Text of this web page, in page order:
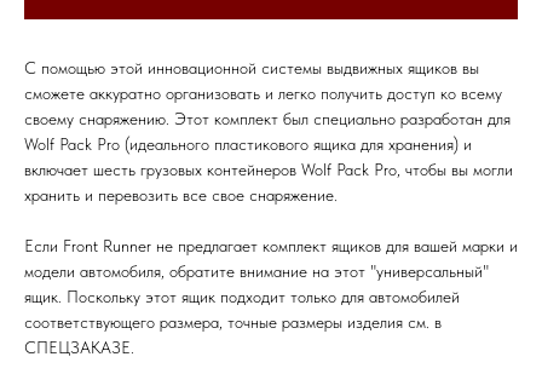
С помощью этой инновационной системы выдвижных ящиков вы
сможете аккуратно организовать и легко получить доступ ко всему
своему снаряжению. Этот комплект был специально разработан для
Wolf Pack Pro (идеального пластикового ящика для хранения) и
включает шесть грузовых контейнеров Wolf Pack Pro, чтобы вы могли
хранить и перевозить все свое снаряжение.
Если Front Runner не предлагает комплект ящиков для вашей марки и
модели автомобиля, обратите внимание на этот "универсальный"
ящик. Поскольку этот ящик подходит только для автомобилей
соответствующего размера, точные размеры изделия см. в
СПЕЦЗАКАЗЕ.